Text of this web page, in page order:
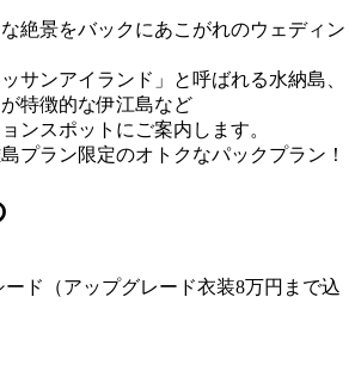
絶景をバックにあこがれのウェディン
サンアイランド」と呼ばれる水納島、
特徴的な伊江島など
ンスポットにご案内します。
プラン限定のオトクなパックプラン！
ード
（アップグレード衣装8万円まで込